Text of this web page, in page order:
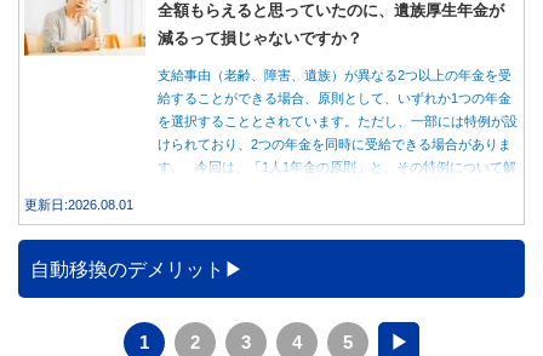
全額もらえると思っていたのに、遺族厚生年金が
減るって損じゃないですか？
支給事由（老齢、障害、遺族）が異なる2つ以上の年金を受
給することができる場合、原則として、いずれか1つの年金
を選択することとされています。ただし、一部には特例が設
けられており、2つの年金を同時に受給できる場合がありま
す。 今回は、「1人1年金の原則」と、その特例について解
更新日:2026.08.01
自動移換のデメリット
1 2 3 4 5 ▶